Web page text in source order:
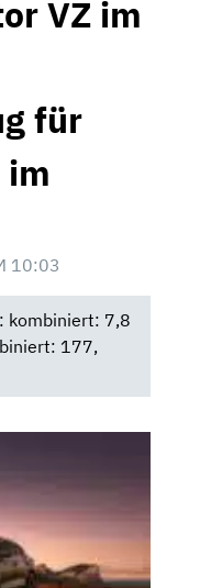
VZ im
für
im
10:03
kombiniert: 7,8
177,